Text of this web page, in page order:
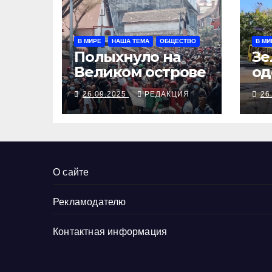
В МИРЕ НАША ТЕМА ОБЩЕСТВО
Полыхнуло на
Великом острове
26.09.2025 РЕДАКЦИЯ
В
О сайте
Рекламодателю
Контактная информация